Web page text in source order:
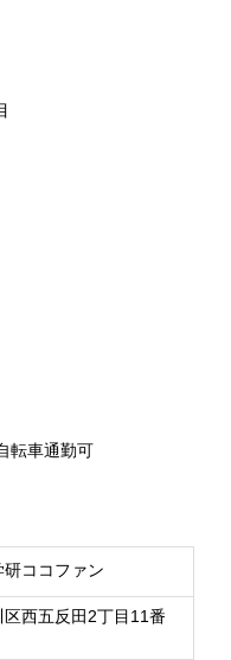
転車通勤可
ココファン
西五反田2丁目11番